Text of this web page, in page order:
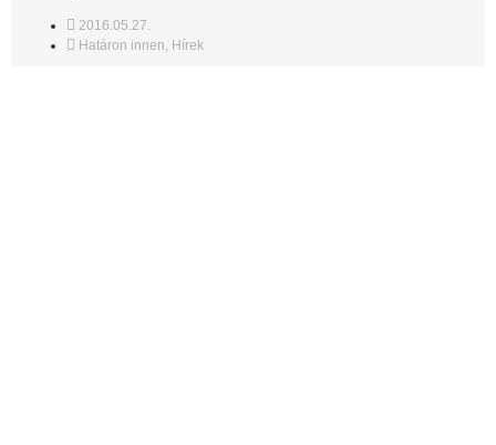
2016.05.27.
Határon innen Hírek